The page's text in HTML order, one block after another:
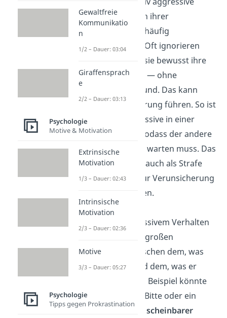
Menschen sind in ihrer
Kommunikation häufig
unberechenbar. Oft ignorieren
oder schweigen sie bewusst ihre
Mitmenschen an — ohne
erkennbaren Grund. Das kann
häufig zu Verwirrung führen. So ist
der passiv Aggressive in einer
Machtposition, sodass der andere
auf eine Antwort warten muss. Das
Schweigen kann auch als Strafe
oder Methode zur Verunsicherung
eingesetzt werden.
Bei passiv-aggressivem Verhalten
gibt es oft einen großen
Unterschied zwischen dem, was
jemandsagt
, und dem, was er
. Zum Beispiel könnte
jemand auf eine Bitte oder ein
Versprechen mit scheinbarer
Gewaltfreie
Kommunikatio
n
1/2 – Dauer: 03:04
Giraffensprach
e
2/2 – Dauer: 03:13
Psychologie
Motive & Motivation
Extrinsische
Motivation
1/3 – Dauer: 02:43
Intrinsische
Motivation
2/3 – Dauer: 02:36
Motive
3/3 – Dauer: 05:27
Psychologie
Tipps gegen Prokrastination